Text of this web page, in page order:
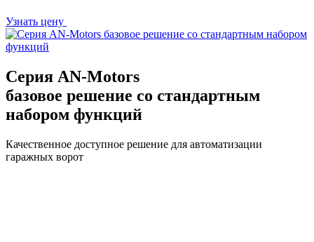
Узнать цену
Серия AN-Motors
базовое решение со стандартным
набором функций
Качественное доступное решение для автоматизации
гаражных ворот